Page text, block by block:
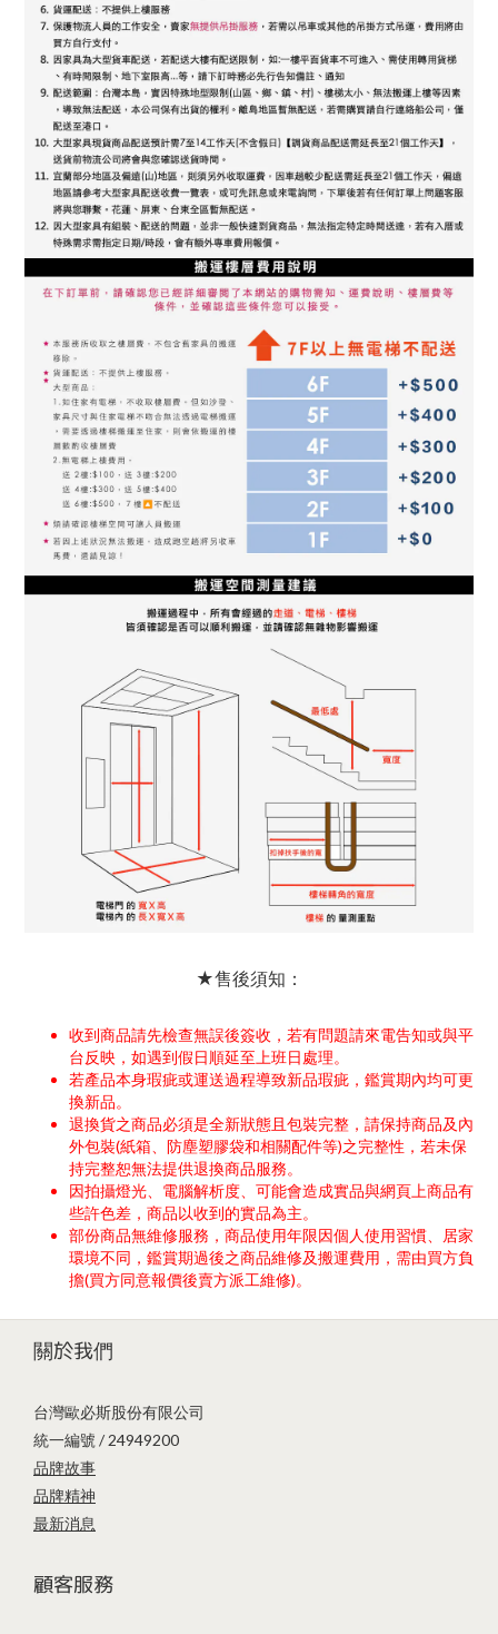
★售後須知：
收到商品請先檢查無誤後簽收，若有問題請來電告知或與平
台反映，如遇到假日順延至上班日處理。
若產品本身瑕疵或運送過程導致新品瑕疵，鑑賞期內均可更
換新品。
退換貨之商品必須是全新狀態且包裝完整，請保持商品及內
外包裝(紙箱、防塵塑膠袋和相關配件等)之完整性，若未保
持完整恕無法提供退換商品服務。
因拍攝燈光、電腦解析度、可能會造成實品與網頁上商品有
些許色差，商品以收到的實品為主。
部份商品無維修服務，商品使用年限因個人使用習慣、居家
環境不同，鑑賞期過後之商品維修及搬運費用，需由買方負
擔(買方同意報價後賣方派工維修)。
關於我們
台灣歐必斯股份有限公司
統一編號 / 24949200
品牌故事
品牌精神
最新消息
顧客服務